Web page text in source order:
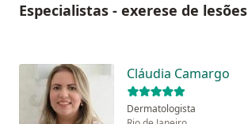
Especialistas - exerese de lesões
Cláudia Camargo
Dermatologista